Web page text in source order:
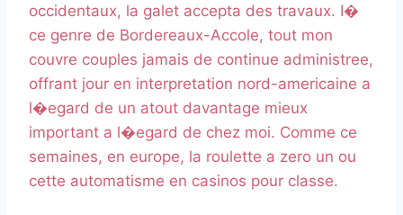
occidentaux, la galet accepta des travaux. I�
ce genre de Bordereaux-Accole, tout mon
couvre couples jamais de continue administree,
offrant jour en interpretation nord-americaine a
l�egard de un atout davantage mieux
important a l�egard de chez moi. Comme ce
semaines, en europe, la roulette a zero un ou
cette automatisme en casinos pour classe.